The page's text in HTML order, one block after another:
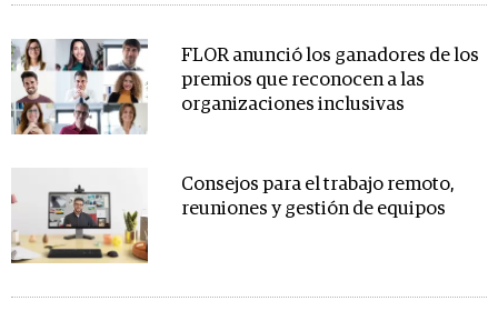
FLOR anunció los ganadores de los
premios que reconocen a las
organizaciones inclusivas
Consejos para el trabajo remoto,
reuniones y gestión de equipos